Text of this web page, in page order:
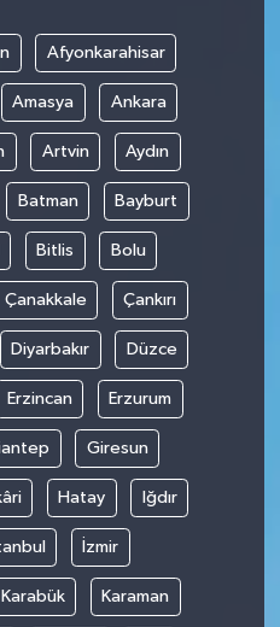
Afyonkarahisar
Amasya Ankara
Artvin Aydın
Batman Bayburt
Bitlis Bolu
Çanakkale Çankırı
Diyarbakır Düzce
Erzincan Erzurum
Giresun
Hatay Iğdır
İzmir
Karabük Karaman